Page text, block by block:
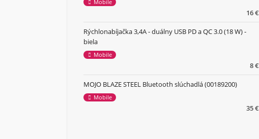
16 €
Mobile
8 €
Rýchlonabíjačka 3,4A - duálny USB PD a QC 3.0 (18 W) -
biela
Mobile
35 €
MOJO BLAZE STEEL Bluetooth slúchadlá (00189200)
Mobile